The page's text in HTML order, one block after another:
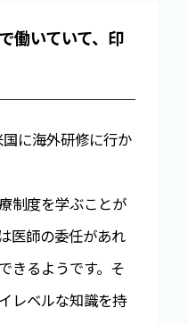
働いていて、印
に海外研修に行か
制度を学ぶことが
医師の委任があれ
きるようです。そ
レベルな知識を持